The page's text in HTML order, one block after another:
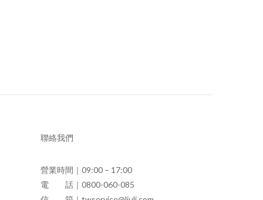
聯絡我們
營業時間｜09:00 – 17:00
電 話｜0800-060-085